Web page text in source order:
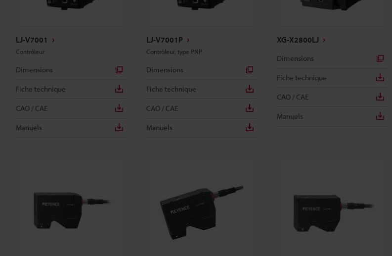
LJ-V7001
Contrôleur
Dimensions
Fiche technique
CAO / CAE
Manuels
LJ-V7001P
Contrôleur, type PNP
Dimensions
Fiche technique
CAO / CAE
Manuels
XG-X2800LJ
Dimensions
Fiche technique
CAO / CAE
Manuels